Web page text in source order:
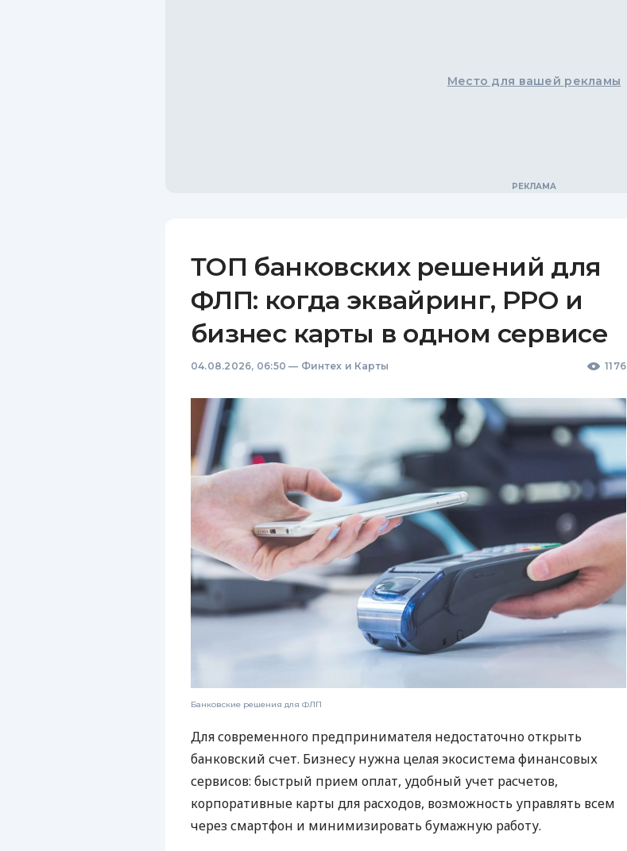
Место для вашей рекламы
ТОП банковских решений для
ФЛП: когда эквайринг, РРО и
бизнес карты в одном сервисе
04.08.2026, 06:50 — Финтех и Карты 1176
Банковские решения для ФЛП
Для современного предпринимателя недостаточно открыть
банковский счет. Бизнесу нужна целая экосистема финансовых
сервисов: быстрый прием оплат, удобный учет расчетов,
корпоративные карты для расходов, возможность управлять всем
через смартфон и минимизировать бумажную работу.